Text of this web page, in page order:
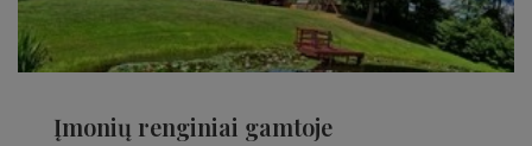
Įmonių renginiai gamtoje